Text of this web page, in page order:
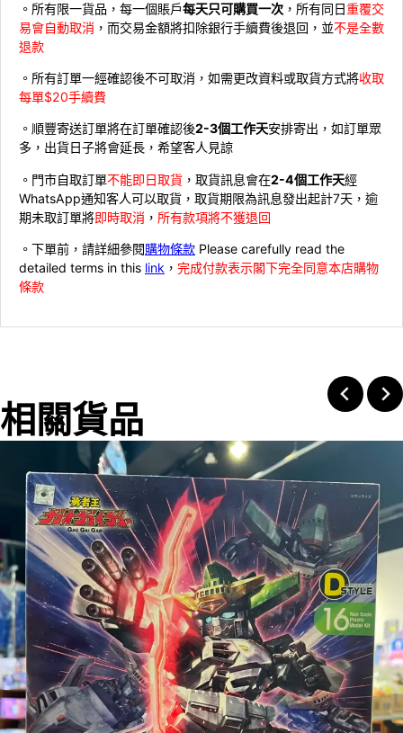
。所有限一貨品，每一個賬戶每天只可購買一次 ，所有同日重覆交
易會自動取消 ，而交易金額將扣除銀行手續費後退回，並不是全數
退款
。所有訂單一經確認後不可取消，如需更改資料或取貨方式將收取
每單$20手續費
。順豐寄送訂單將在訂單確認後2-3個工作天安排寄出，如訂單眾
多，出貨日子將會延長，希望客人見諒
。門市自取訂單不能即日取貨 ，取貨訊息會在2-4個工作天經
WhatsApp通知客人可以取貨，取貨期限為訊息發出起計7天，逾
期未取訂單將即時取消 ， 所有款項將不獲退回
。下單前，請詳細參閱購物條款 Please carefully read the
detailed terms in this link ， 完成付款表示閣下完全同意本店購物
條款
相關貨品